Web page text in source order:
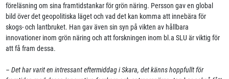
föreläsning om sina framtidstankar för grön näring. Persson gav en global
bild över det geopolitiska läget och vad det kan komma att innebära för
skogs- och lantbruket. Han gav även sin syn på vikten av hållbara
innovationer inom grön näring och att forskningen inom bl.a SLU är viktig för
att få fram dessa.
– Det har varit en intressant eftermiddag i Skara, det känns hoppfullt för